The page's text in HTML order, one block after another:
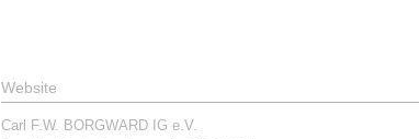
Website
Carl F.W. BORGWARD IG e.V.